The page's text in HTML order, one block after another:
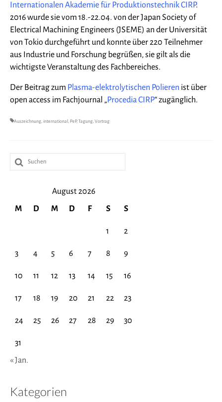
Internationalen Akademie für Produktionstechnik CIRP.
2016 wurde sie vom 18.-22.04. von der Japan Society of
Electrical Machining Engineers (JSEME) an der Universität
von Tokio durchgeführt und konnte über 220 Teilnehmer
aus Industrie und Forschung begrüßen, sie gilt als die
wichtigste Veranstaltung des Fachbereiches.
Der Beitrag zum Plasma-elektrolytischen Polieren ist über
open access im Fachjournal „Procedia CIRP“ zugänglich.
Auszeichnung, international , PeP, Tagung, Vortrag
Suche
nach:
August 2026
M
D M D F S S
1 2
3 4 5 6 7 8 9
10 11 12 13 14 15 16
17 18 19 20 21 22 23
24 25 26 27 28 29 30
31
« Jan.
Kategorien